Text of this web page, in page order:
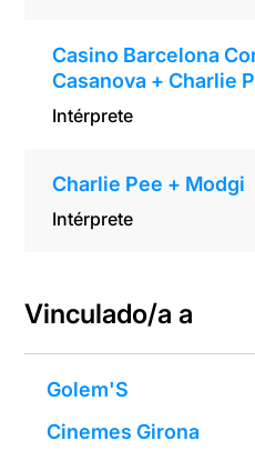
Casino Barcelona
Casanova + Charlie
Intérprete
Charlie Pee + Modgi
Intérprete
Vinculado/a a
Golem'S
Cinemes Girona